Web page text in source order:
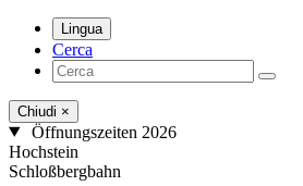
Lingua
Cerca
Chiudi ×
Öffnungszeiten 2026
Hochstein
Schloßbergbahn